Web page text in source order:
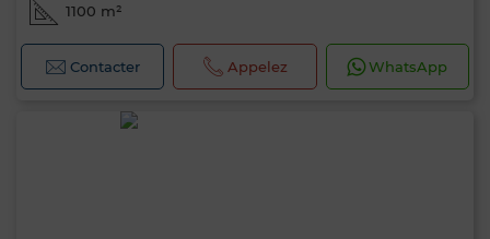
1100 m²
Contacter Appelez WhatsApp